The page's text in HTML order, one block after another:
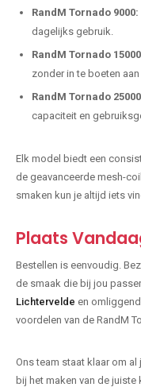
RandM Tornado 9000:
dagelijks gebruik.
RandM Tornado
zonder in te boeten
RandM Tornado
capaciteit en
Elk model biedt een
de geavanceerde mesh-
smaken kun je altijd iets
Plaats
Bestellen is eenvoudig.
de smaak die bij jou
Lichtervelde en
voordelen van de RandM
Ons team staat klaar om
bij het maken van de juiste